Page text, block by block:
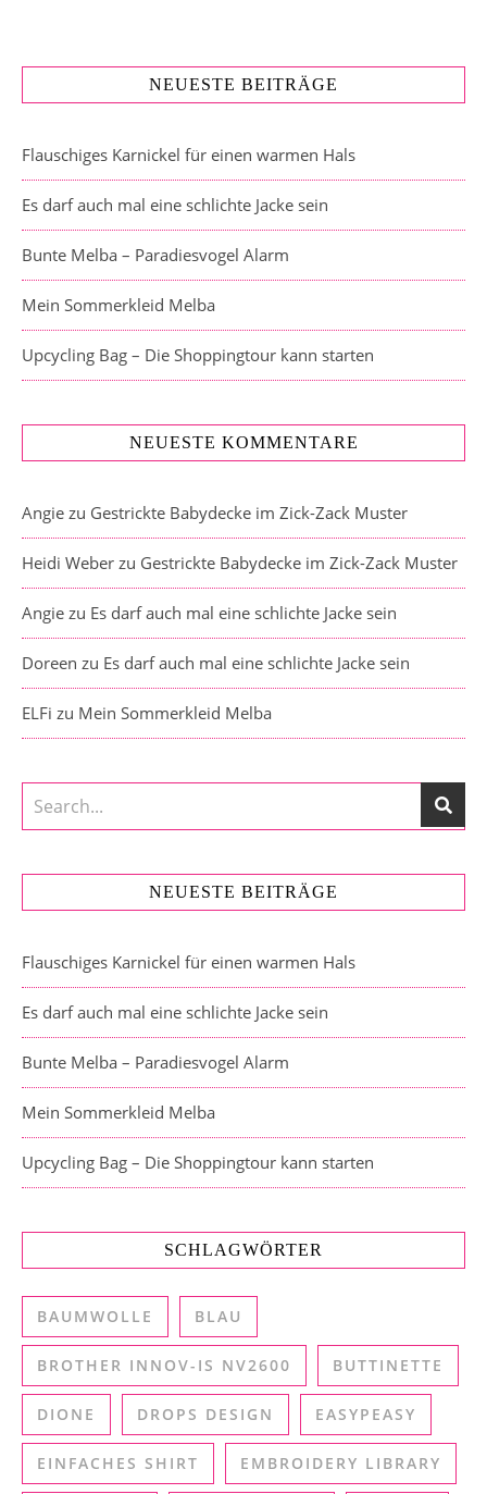
NEUESTE BEITRÄGE
Flauschiges Karnickel für einen warmen Hals
Es darf auch mal eine schlichte Jacke sein
Bunte Melba – Paradiesvogel Alarm
Mein Sommerkleid Melba
Upcycling Bag – Die Shoppingtour kann starten
NEUESTE KOMMENTARE
Angie zu Gestrickte Babydecke im Zick-Zack Muster
Heidi Weber zu Gestrickte Babydecke im Zick-Zack Muster
Angie zu Es darf auch mal eine schlichte Jacke sein
Doreen zu Es darf auch mal eine schlichte Jacke sein
ELFi zu Mein Sommerkleid Melba
NEUESTE BEITRÄGE
Flauschiges Karnickel für einen warmen Hals
Es darf auch mal eine schlichte Jacke sein
Bunte Melba – Paradiesvogel Alarm
Mein Sommerkleid Melba
Upcycling Bag – Die Shoppingtour kann starten
SCHLAGWÖRTER
BAUMWOLLE BLAU
BROTHER INNOV-IS NV2600 BUTTINETTE
DIONE DROPS DESIGN EASYPEASY
EINFACHES SHIRT EMBROIDERY LIBRARY